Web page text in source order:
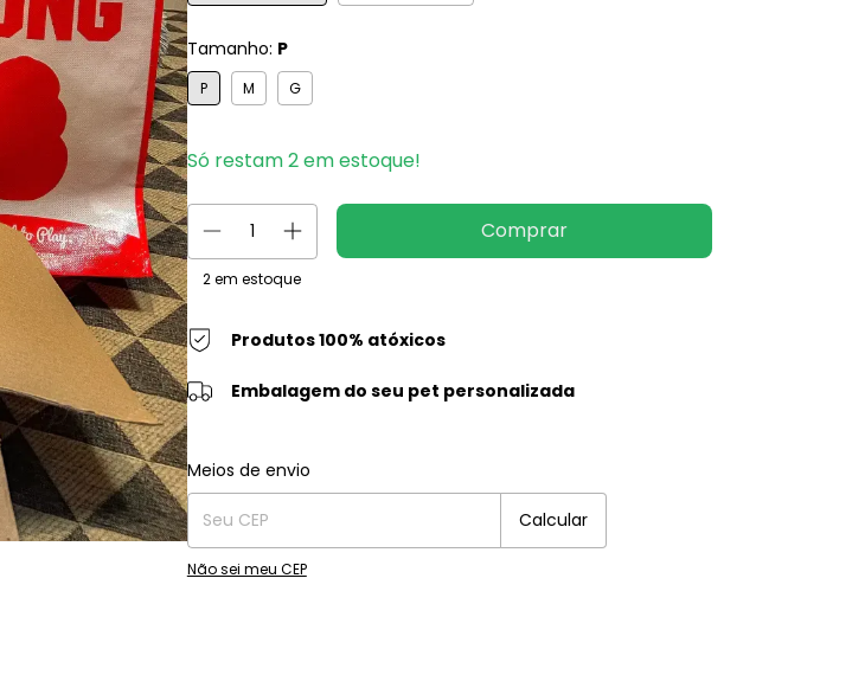
Tamanho: P
P M G
Só restam2em estoque!
2em estoque
Produtos 100% atóxicos
Embalagem do seu pet personalizada
Entregas para o CEP:
Meios de envio
Calcular
Não sei meu CEP